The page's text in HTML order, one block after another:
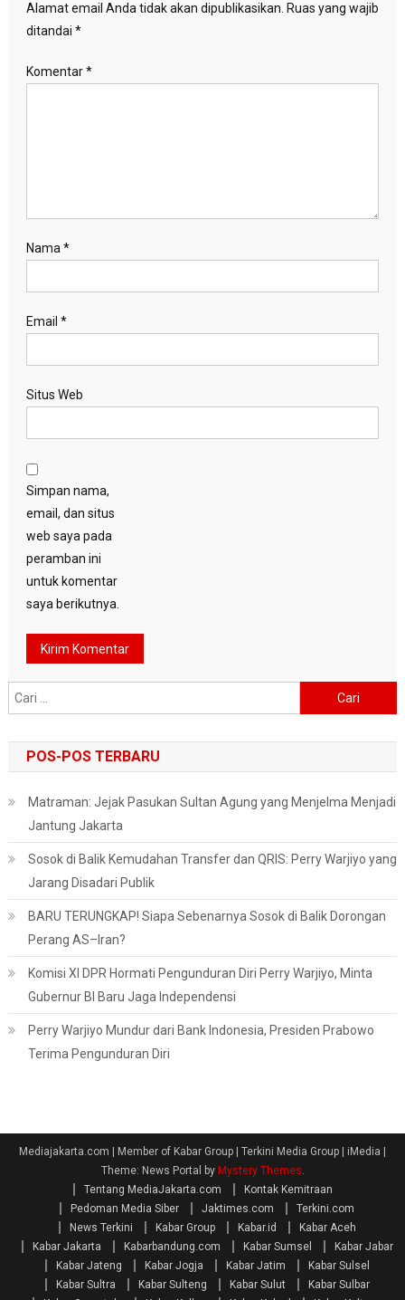
Alamat email Anda tidak akan dipublikasikan. Ruas yang wajib
ditandai *
Komentar*
Nama *
Email *
Situs Web
Simpan nama,
email, dan situs
web saya pada
peramban ini
untuk komentar
saya berikutnya.
untuk:
POS-POS TERBARU
Matraman: Jejak Pasukan Sultan Agung yang Menjelma Menjadi
Jantung Jakarta
Sosok di Balik Kemudahan Transfer dan QRIS: Perry Warjiyo yang
Jarang Disadari Publik
BARU TERUNGKAP! Siapa Sebenarnya Sosok di Balik Dorongan
Perang AS–Iran?
Komisi XI DPR Hormati Pengunduran Diri Perry Warjiyo, Minta
Gubernur BI Baru Jaga Independensi
Perry Warjiyo Mundur dari Bank Indonesia, Presiden Prabowo
Terima Pengunduran Diri
Mediajakarta.com | Member of Kabar Group | Terkini Media Group | iMedia
Theme: News Portal by Mystery Themes.
Tentang MediaJakarta.com
Kontak Kemitraan
Pedoman Media Siber
Jaktimes.com
Terkini.com
News Terkini
Kabar Group Kabar.id
Kabar Aceh
Kabar Jakarta
Kabarbandung.com Kabar Sumsel
Kabar Jabar
Kabar Jateng
Kabar Jogja Kabar Jatim
Kabar Sulsel
Kabar Sultra
Kabar Sulteng Kabar Sulut
Kabar Sulbar